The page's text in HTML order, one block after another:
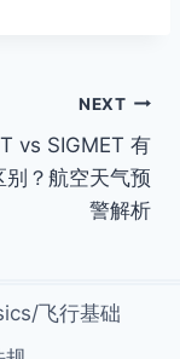
NEXT
vs SIGMET 有
别？航空天气预
警解析
飞行基础